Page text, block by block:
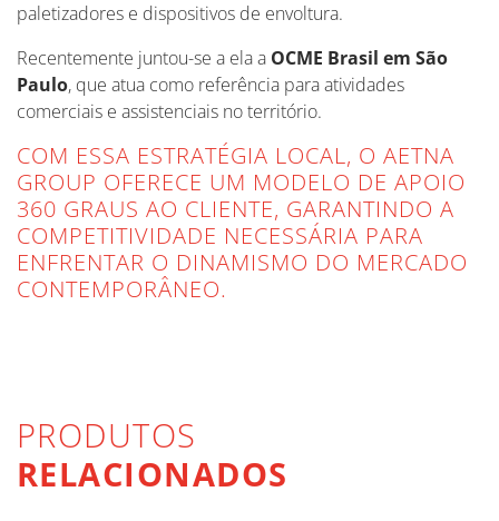
paletizadores e dispositivos de envoltura.
Recentemente juntou-se a ela a OCME Brasil em São
Paulo, que atua como referência para atividades
comerciais e assistenciais no território.
COM ESSA ESTRATÉGIA LOCAL, O AETNA
GROUP OFERECE UM MODELO DE APOIO
360 GRAUS AO CLIENTE, GARANTINDO A
COMPETITIVIDADE NECESSÁRIA PARA
ENFRENTAR O DINAMISMO DO MERCADO
CONTEMPORÂNEO.
PRODUTOS
RELACIONADOS